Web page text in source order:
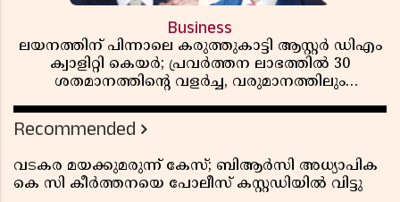
Business
ലയനത്തിന് പിന്നാലെ കരുത്തുകാട്ടി ആസ്റ്റർ ഡിഎം
ക്വാളിറ്റി കെയർ; പ്രവർത്തന ലാഭത്തിൽ 30
ശതമാനത്തിൻ്റെ വളർച്ച, വരുമാനത്തിലും
റിപ്പോർട്ട് പുറത്ത്
Recommended
വടകര മയക്കുമരുന്ന് കേസ്; ബിആർസി അധ്യാപിക
കെ സി കീർത്തനയെ പോലീസ് കസ്റ്റഡിയിൽ വിട്ടു